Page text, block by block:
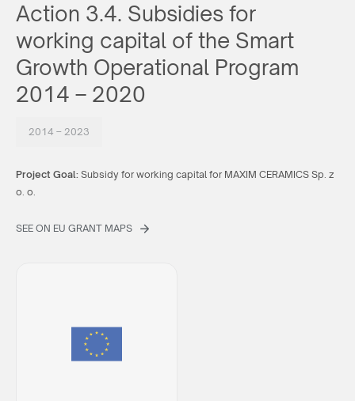
Action 3.4. Subsidies for
working capital of the Smart
Growth Operational Program
2014 – 2020
2014 – 2023
Project Goal: Subsidy for working capital for MAXIM CERAMICS Sp. z
o. o.
SEE ON EU GRANT MAPS